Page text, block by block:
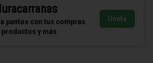
puntos con tus compras
y más
Únete